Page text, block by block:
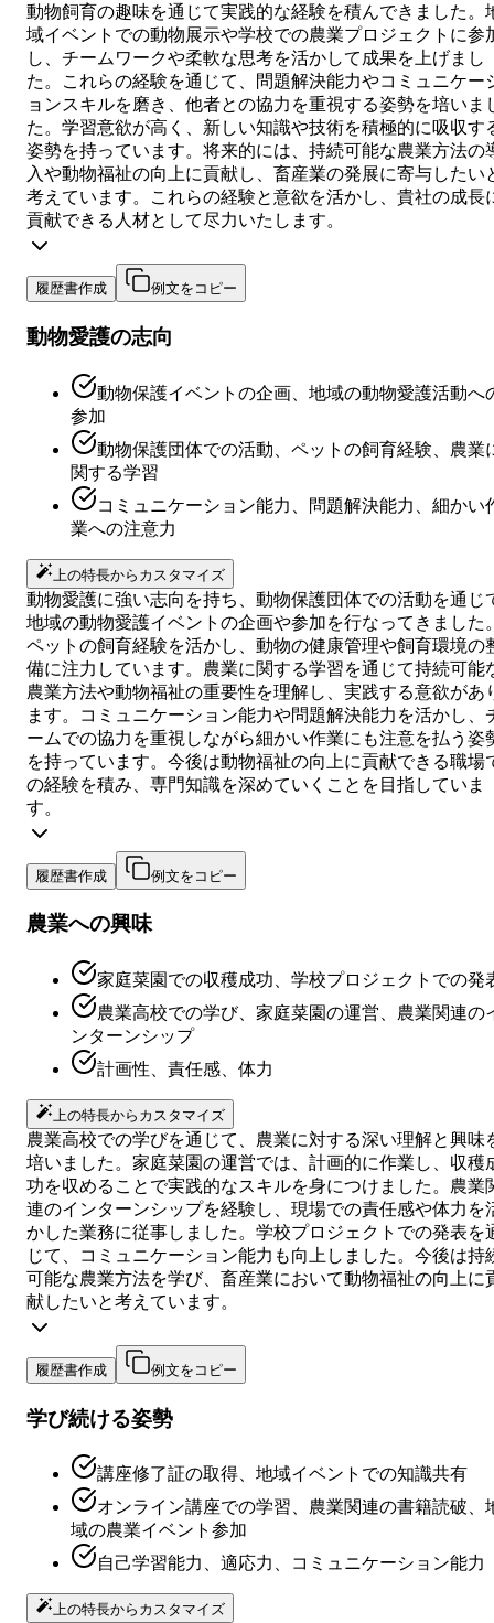
動物飼育の趣味を通じて実践的な経験を積んできました。
域イベントでの動物展示や学校での農業プロジェクトに参
し、チームワークや柔軟な思考を活かして成果を上げまし
た。これらの経験を通じて、問題解決能力やコミュニケー
ョンスキルを磨き、他者との協力を重視する姿勢を培いま
た。学習意欲が高く、新しい知識や技術を積極的に吸収す
姿勢を持っています。将来的には、持続可能な農業方法の
入や動物福祉の向上に貢献し、畜産業の発展に寄与したい
考えています。これらの経験と意欲を活かし、貴社の成長
貢献できる人材として尽力いたします。
履歴書作成 例文をコピー
動物愛護の志向
動物保護イベントの企画、地域の動物愛護活動へ
参加
動物保護団体での活動、ペットの飼育経験、農業
関する学習
コミュニケーション能力、問題解決能力、細かい
業への注意力
上の特長からカスタマイズ
動物愛護に強い志向を持ち、動物保護団体での活動を通じ
地域の動物愛護イベントの企画や参加を行なってきました
ペットの飼育経験を活かし、動物の健康管理や飼育環境の
備に注力しています。農業に関する学習を通じて持続可能
農業方法や動物福祉の重要性を理解し、実践する意欲があ
ます。コミュニケーション能力や問題解決能力を活かし、
ームでの協力を重視しながら細かい作業にも注意を払う姿
を持っています。今後は動物福祉の向上に貢献できる職場
の経験を積み、専門知識を深めていくことを目指していま
す。
履歴書作成 例文をコピー
農業への興味
家庭菜園での収穫成功、学校プロジェクトでの発
農業高校での学び、家庭菜園の運営、農業関連の
ンターンシップ
計画性、責任感、体力
上の特長からカスタマイズ
農業高校での学びを通じて、農業に対する深い理解と興味
培いました。家庭菜園の運営では、計画的に作業し、収穫
功を収めることで実践的なスキルを身につけました。農業
連のインターンシップを経験し、現場での責任感や体力を
かした業務に従事しました。学校プロジェクトでの発表を
じて、コミュニケーション能力も向上しました。今後は持
可能な農業方法を学び、畜産業において動物福祉の向上に
献したいと考えています。
履歴書作成 例文をコピー
学び続ける姿勢
講座修了証の取得、地域イベントでの知識共有
オンライン講座での学習、農業関連の書籍読破、
域の農業イベント参加
自己学習能力、適応力、コミュニケーション能力
上の特長からカスタマイズ